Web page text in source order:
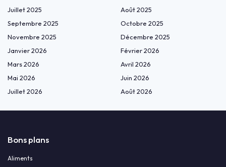
Juillet 2025
Août 2025
Septembre 2025
Octobre 2025
Novembre 2025
Décembre 2025
Janvier 2026
Février 2026
Mars 2026
Avril 2026
Mai 2026
Juin 2026
Juillet 2026
Août 2026
Bons plans
Aliments